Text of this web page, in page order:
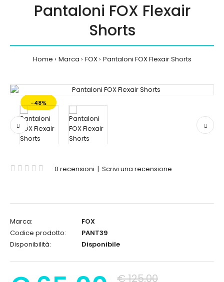
Pantaloni FOX Flexair
Shorts
Home Marca FOX Pantaloni FOX Flexair Shorts
-48%
0 recensioni | Scrivi una recensione
Marca:
FOX
Codice prodotto:
PANT39
Disponibilità:
Disponibile
€ 125,00